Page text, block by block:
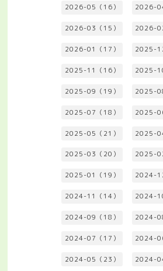
2026-05（16） 2026-
2026-03（15） 2026-
2026-01（17） 2025-
2025-11（16） 2025-
2025-09（19） 2025-
2025-07（18） 2025-
2025-05（21） 2025-
2025-03（20） 2025-
2025-01（19） 2024-
2024-11（14） 2024-
2024-09（18） 2024-
2024-07（17） 2024-
2024-05（23） 2024-